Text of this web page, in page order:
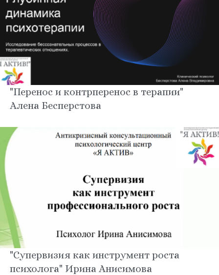
"Перенос и контрперенос в терапии"
Алена Бесперстова
"Супервизия как инструмент роста
психолога" Ирина Анисимова